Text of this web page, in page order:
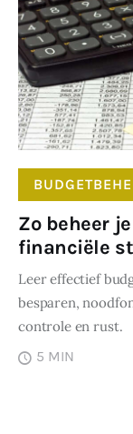
Zo beheer
financiële
Leer effectief
besparen,
controle en rust.
5 MIN